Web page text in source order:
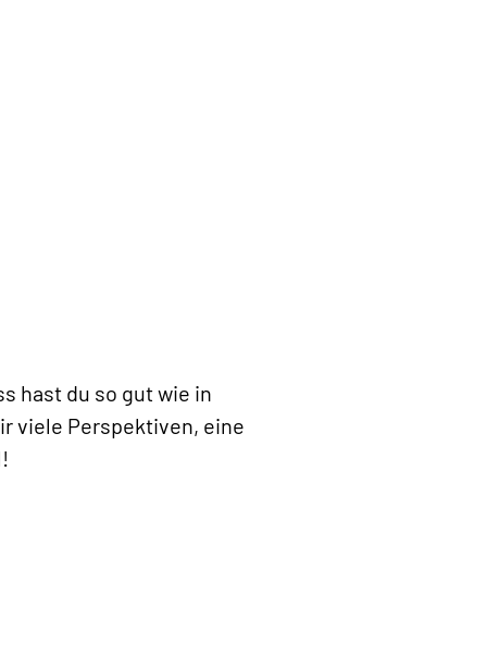
hast du so gut wie in
viele Perspektiven, eine